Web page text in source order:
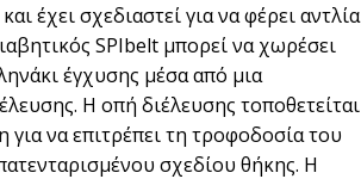
έχει σχεδιαστεί για να φέρει αντλία
SPIbelt μπορεί να χωρέσει
έγχυσης μέσα από μια
Η οπή διέλευσης τοποθετείται
να επιτρέπει τη τροφοδοσία του
σχεδίου θήκης. Η